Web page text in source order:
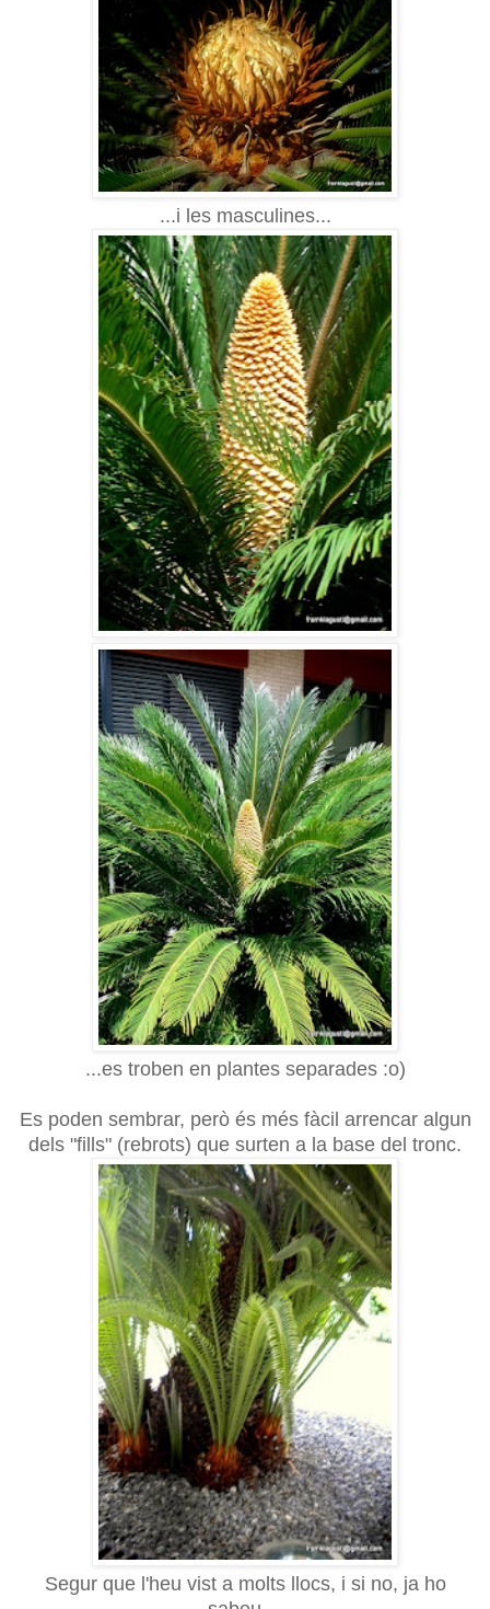
...i les masculines...
...es troben en plantes separades :o)
Es poden sembrar, però és més fàcil arrencar algun
dels "fills" (rebrots) que surten a la base del tronc.
Segur que l'heu vist a molts llocs, i si no, ja ho